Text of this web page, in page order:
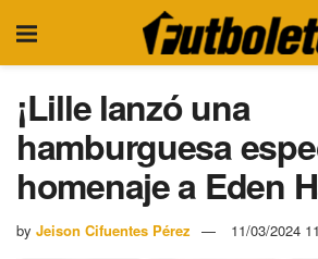
¡Lille lanzó una
hamburguesa
homenaje a Eden
by Jeison Cifuentes Pérez 11/03/2024